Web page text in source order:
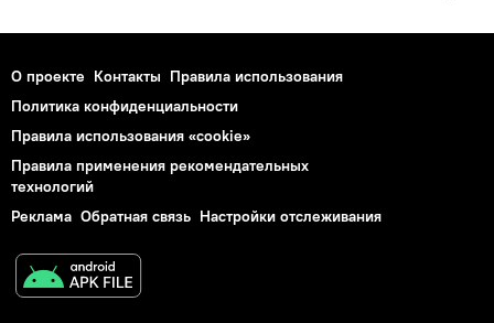
О проекте Контакты Правила использования
Политика конфиденциальности
Правила использования «cookie»
Правила применения рекомендательных
технологий
Реклама Обратная связь Настройки отслеживания